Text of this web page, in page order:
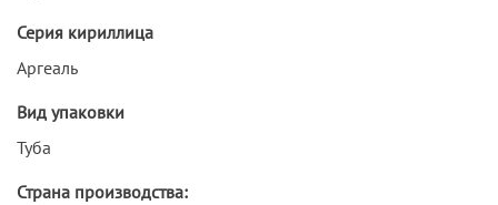
Серия кириллица
Аргеаль
Вид упаковки
Туба
Страна производства: